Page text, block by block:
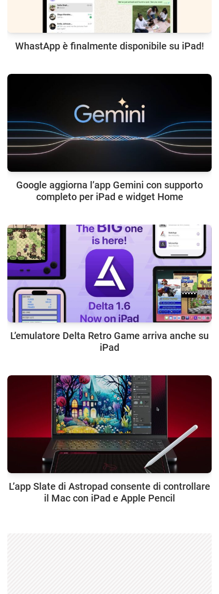
WhastApp è finalmente disponibile su iPad!
Google aggiorna l’app Gemini con supporto
completo per iPad e widget Home
L’emulatore Delta Retro Game arriva anche su
iPad
L’app Slate di Astropad consente di controllare
il Mac con iPad e Apple Pencil